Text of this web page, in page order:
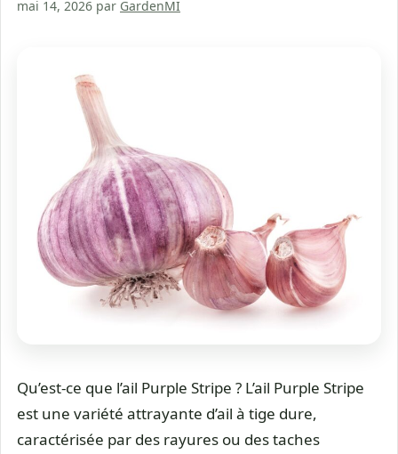
mai 14, 2026 par GardenMI
Qu’est-ce que l’ail Purple Stripe ? L’ail Purple Stripe
est une variété attrayante d’ail à tige dure,
caractérisée par des rayures ou des taches